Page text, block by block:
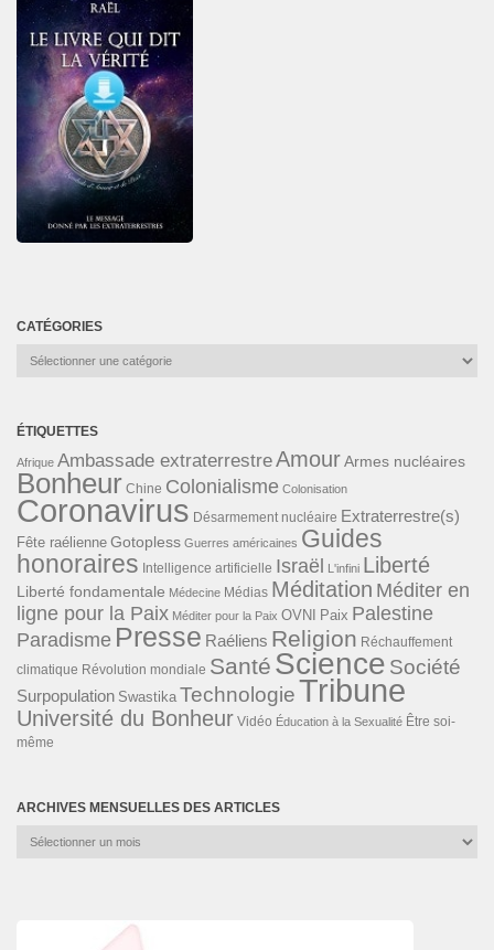
CATÉGORIES
Catégories
ÉTIQUETTES
Afrique Ambassade extraterrestreAmourArmes nucléaires
Bonheur Chine Colonialisme Colonisation
Coronavirus Désarmement nucléaire Extraterrestre(s)
Fête raélienne Gotopless Guerres américaines Guides
honoraires Intelligence artificielle Israël L'infini Liberté
Liberté fondamentale Médecine Médias Méditation Méditer en
ligne pour la Paix Méditer pour la Paix OVNI Paix Palestine
Paradisme Presse Raéliens Religion Réchauffement
climatique Révolution mondiale Santé Science Société
Surpopulation Swastika TechnologieTribune
Université du Bonheur Vidéo Éducation à la Sexualité Être soi-
même
ARCHIVES MENSUELLES DES ARTICLES
Archives